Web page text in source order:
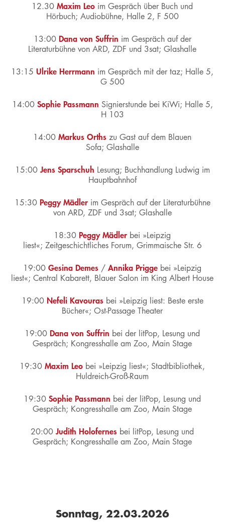
12.30Maxim Leo im Gespräch über Buch und
Hörbuch; Audiobühne, Halle 2, F 500
13:00 Dana von Suffrin im Gespräch auf der
Literaturbühne von ARD, ZDF und 3sat;Glashalle
13:15Ulrike Herrmann im Gespräch mit der taz; Halle 5,
G 500
14:00 Sophie Passmann Signierstunde bei KiWi; Halle 5,
H 103
14:00Markus Orths zu Gast auf dem Blauen
Sofa; Glashalle
15:00Jens Sparschuh Lesung; Buchhandlung Ludwig im
Hauptbahnhof
15:30 Peggy Mädlerim Gespräch auf der Literaturbühne
von ARD, ZDF und 3sat; Glashalle
18:30Peggy Mädler bei »Leipzig
liest«; Zeitgeschichtliches Forum, Grimmaische Str. 6
19:00Gesina Demes /Annika Prigge bei »Leipzig
liest«;Central Kabarett, Blauer Salon im King Albert House
19:00 Nefeli Kavouras bei »Leipzig liest: Beste erste
Bücher«;Ost-Passage Theater
19:00Dana von Suffrin bei der litPop, Lesung und
Gespräch; Kongresshalle am Zoo, Main Stage
19:30Maxim Leo bei »Leipzig liest«;Stadtbibliothek,
Huldreich-Groß-Raum
19:30Sophie Passmann bei der litPop, Lesung und
Gespräch; Kongresshalle am Zoo, Main Stage
20:00Judith Holofernes bei litPop, Lesung und
Gespräch; Kongresshalle am Zoo, Main Stage
Sonntag, 22.03.2026